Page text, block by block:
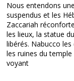
Nous entendons
suspendus et les
Zaccariah
les lieux, la statue
libérés. Nabucco
les ruines du
voyant